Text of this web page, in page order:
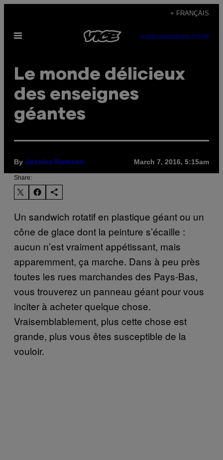
content
+ FRANÇAIS
Open
SUBSCRIBENEWSLETTER
Le monde délicieux
des enseignes
géantes
By Jessica Numann March 7, 2016, 5:15am
Share:
Un sandwich rotatif en plastique géant ou un
cône de glace dont la peinture s’écaille :
aucun n’est vraiment appétissant, mais
apparemment, ça marche. Dans à peu près
toutes les rues marchandes des Pays-Bas,
vous trouverez un panneau géant pour vous
inciter à acheter quelque chose.
Vraisemblablement, plus cette chose est
grande, plus vous êtes susceptible de la
vouloir.